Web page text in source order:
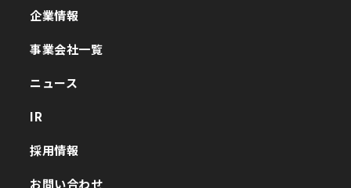
企業情報
事業会社一覧
ニュース
IR
採用情報
お問い合わせ